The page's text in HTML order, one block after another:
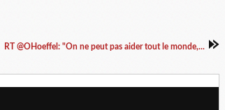
RT @OHoeffel: "On ne peut pas aider tout le monde,...